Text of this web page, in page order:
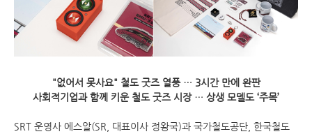
"없어서 못사요" 철도 굿즈 열풍 … 3시간 만에 완판
사회적기업과 함께 키운 철도 굿즈 시장 … 상생 모델도 ‘주목’
SRT 운영사 에스알(SR, 대표이사 정왕국)과 국가철도공단, 한국철도